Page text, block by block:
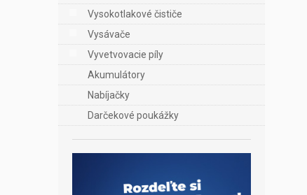
Vysokotlakové čističe
Vysávače
Vyvetvovacie píly
Akumulátory
Nabíjačky
Darčekové poukážky